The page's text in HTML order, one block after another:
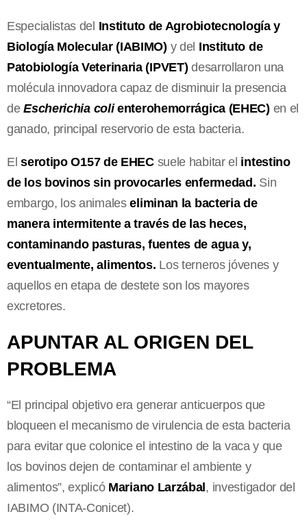
Especialistas del Instituto de Agrobiotecnología y
Biología Molecular (IABIMO) y del Instituto de
Patobiología Veterinaria (IPVET) desarrollaron una
molécula innovadora capaz de disminuir la presencia
deEscherichia colienterohemorrágica (EHEC) en el
ganado, principal reservorio de esta bacteria.
Elserotipo O157 de EHECsuele habitar el intestino
de los bovinos sin provocarles enfermedad. Sin
embargo, los animaleseliminan la bacteria de
manera intermitente a través de las heces,
contaminando pasturas, fuentes de agua y,
eventualmente, alimentos. Los terneros jóvenes y
aquellos en etapa de destete son los mayores
excretores.
APUNTAR AL ORIGEN DEL
PROBLEMA
“El principal objetivo era generar anticuerpos que
bloqueen el mecanismo de virulencia de esta bacteria
para evitar que colonice el intestino de la vaca y que
los bovinos dejen de contaminar el ambiente y
alimentos”, explicó Mariano Larzábal, investigador del
IABIMO (INTA-Conicet).